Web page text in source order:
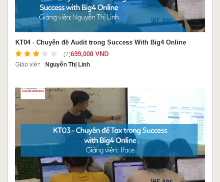
KT04 - Chuyên đề Audit trong Success With Big4 Online
(2)699,000 VND
Giáo viên : Nguyễn Thị Linh